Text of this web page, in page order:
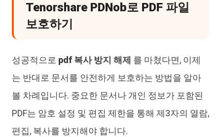
Tenorshare PDNob로 PDF 파일
보호하기
성공적으로 pdf 복사 방지 해제 를 마쳤다면, 이제
는 반대로 문서를 안전하게 보호하는 방법을 알아
볼 차례입니다. 중요한 문서나 개인 정보가 포함된
PDF는 암호 설정 및 편집 제한을 통해 제3자의 열람,
편집, 복사를 방지해야 합니다.